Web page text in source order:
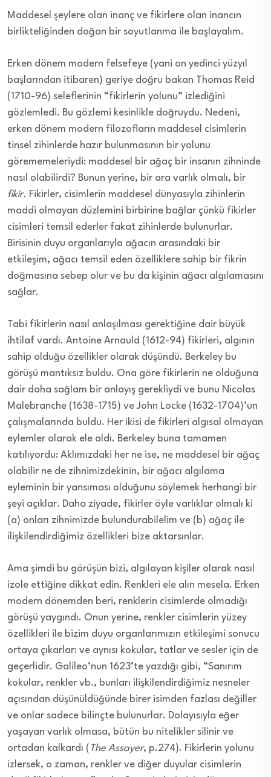
Maddesel şeylere olan inanç ve fikirlere olan inancın
birlikteliğinden doğan bir soyutlanma ile başlayalım.
Erken dönem modern felsefeye (yani on yedinci yüzyıl
başlarından itibaren) geriye doğru bakan Thomas Reid
(1710-96) seleflerinin “fikirlerin yolunu” izlediğini
gözlemledi. Bu gözlemi kesinlikle doğruydu. Nedeni,
erken dönem modern filozofların maddesel cisimlerin
tinsel zihinlerde hazır bulunmasının bir yolunu
görememeleriydi: maddesel bir ağaç bir insanın zihninde
nasıl olabilirdi? Bunun yerine, bir ara varlık olmalı, bir
fikir. Fikirler, cisimlerin maddesel dünyasıyla zihinlerin
maddi olmayan düzlemini birbirine bağlar çünkü fikirler
cisimleri temsil ederler fakat zihinlerde bulunurlar.
Birisinin duyu organlarıyla ağacın arasındaki bir
etkileşim, ağacı temsil eden özelliklere sahip bir fikrin
doğmasına sebep olur ve bu da kişinin ağacı algılamasını
sağlar.
Tabi fikirlerin nasıl anlaşılması gerektiğine dair büyük
ihtilaf vardı. Antoine Arnauld (1612-94) fikirleri, algının
sahip olduğu özellikler olarak düşündü. Berkeley bu
görüşü mantıksız buldu. Ona göre fikirlerin ne olduğuna
dair daha sağlam bir anlayış gerekliydi ve bunu Nicolas
Malebranche (1638-1715) ve John Locke (1632-1704)’un
çalışmalarında buldu. Her ikisi de fikirleri algısal olmayan
eylemler olarak ele aldı. Berkeley buna tamamen
katılıyordu: Aklımızdaki her ne ise, ne maddesel bir ağaç
olabilir ne de zihnimizdekinin, bir ağacı algılama
eyleminin bir yansıması olduğunu söylemek herhangi bir
şeyi açıklar. Daha ziyade, fikirler öyle varlıklar olmalı ki
(a) onları zihnimizde bulundurabilelim ve (b) ağaç ile
ilişkilendirdiğimiz özellikleri bize aktarsınlar.
Ama şimdi bu görüşün bizi, algılayan kişiler olarak nasıl
izole ettiğine dikkat edin. Renkleri ele alın mesela. Erken
modern dönemden beri, renklerin cisimlerde olmadığı
görüşü yaygındı. Onun yerine, renkler cisimlerin yüzey
özellikleri ile bizim duyu organlarımızın etkileşimi sonucu
ortaya çıkarlar: ve aynısı kokular, tatlar ve sesler için de
geçerlidir. Galileo’nun 1623’te yazdığı gibi, “Sanırım
kokular, renkler vb., bunları ilişkilendirdiğimiz nesneler
açısından düşünüldüğünde birer isimden fazlası değiller
ve onlar sadece bilinçte bulunurlar. Dolayısıyla eğer
yaşayan varlık olmasa, bütün bu nitelikler silinir ve
ortadan kalkardı ( The Assayer, p.274). Fikirlerin yolunu
izlersek, o zaman, renkler ve diğer duyular cisimlerin